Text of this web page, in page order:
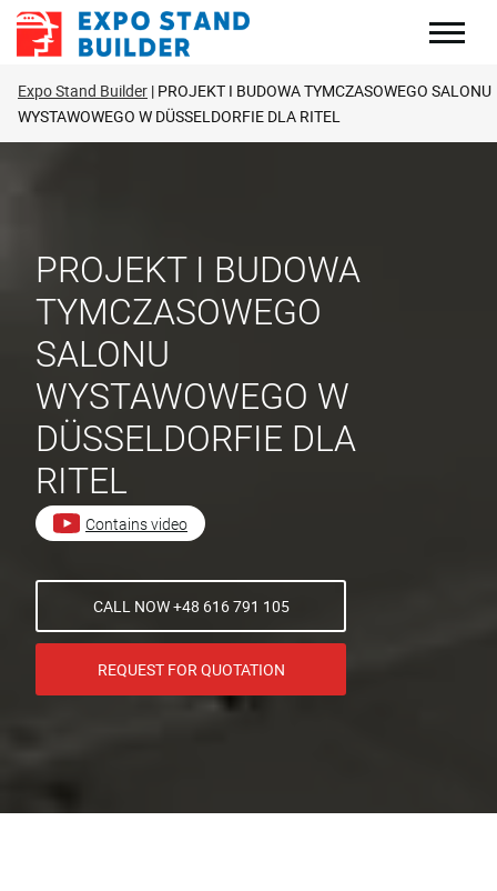
Skip
Expo Stand Builder PROJEKT I BUDOWA TYMCZASOWEGO SALONU
WYSTAWOWEGO W DÜSSELDORFIE DLA RITEL
PROJEKT I BUDOWA
TYMCZASOWEGO
SALONU
WYSTAWOWEGO W
DÜSSELDORFIE DLA
RITEL
Contains video
CALL NOW +48 616 791 105
REQUEST FOR QUOTATION